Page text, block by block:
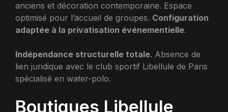
anciens et décoration contemporaine. Espace
optimisé pour l’accueil de groupes. Configuration
adaptée à la privatisation événementielle.
Indépendance structurelle totale. Absence de
lien juridique avec le club sportif Libellule de Paris
spécialisé en water-polo.
Boutiques Libellule